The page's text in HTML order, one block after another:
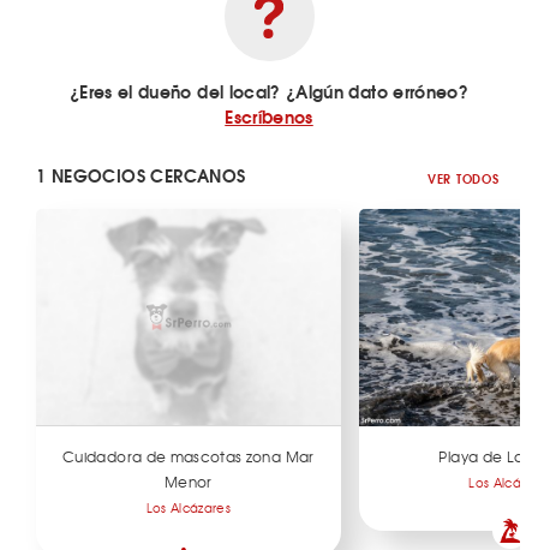
¿Eres el dueño del local? ¿Algún dato erróneo?
Escríbenos
1 NEGOCIOS CERCANOS VER TODOS
Cuidadora de mascotas zona Mar
Menor
Los Alcázares
Playa de Las
Los